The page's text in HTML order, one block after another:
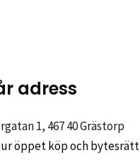
adress
1, 467 40 Grästorp
öppet köp och bytesrätt